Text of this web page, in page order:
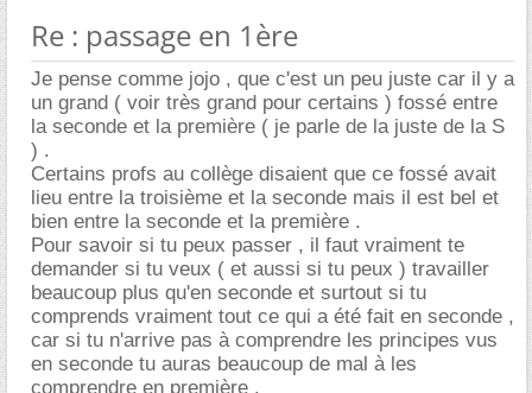
Re : passage en 1ère
Je pense comme jojo , que c'est un peu juste car il y a
un grand ( voir très grand pour certains ) fossé entre
la seconde et la première ( je parle de la juste de la S
) .
Certains profs au collège disaient que ce fossé avait
lieu entre la troisième et la seconde mais il est bel et
bien entre la seconde et la première .
Pour savoir si tu peux passer , il faut vraiment te
demander si tu veux ( et aussi si tu peux ) travailler
beaucoup plus qu'en seconde et surtout si tu
comprends vraiment tout ce qui a été fait en seconde ,
car si tu n'arrive pas à comprendre les principes vus
en seconde tu auras beaucoup de mal à les
comprendre en première .